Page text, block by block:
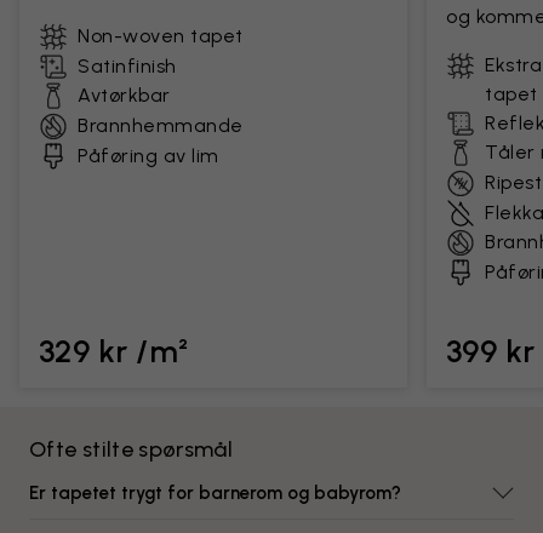
Non-woven tapet
Satinfinish
Avtørkbar
Brannhemmande
Påføring av lim
329 kr /m²
og
tapet
Tåler
399
Ofte stilte spørsmål
Er tapetet trygt for barnerom og babyrom?